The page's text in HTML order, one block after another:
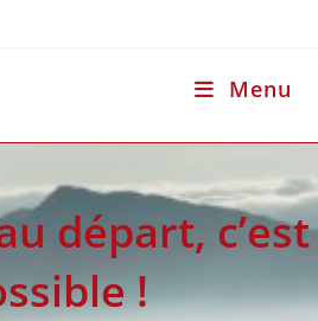
Menu
départ, c’est
!